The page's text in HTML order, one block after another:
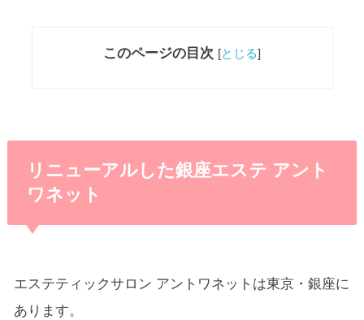
このページの目次 [とじる]
リニューアルした銀座エステ アント
ワネット
エステティックサロン アントワネットは東京・銀座に
あります。